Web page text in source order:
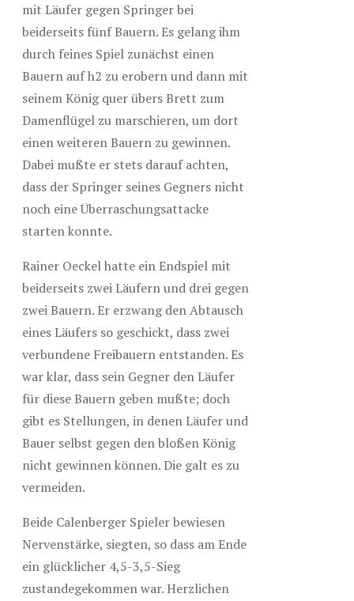
mit Läufer gegen Springer bei
beiderseits fünf Bauern. Es gelang ihm
durch feines Spiel zunächst einen
Bauern auf h2 zu erobern und dann mit
seinem König quer übers Brett zum
Damenflügel zu marschieren, um dort
einen weiteren Bauern zu gewinnen.
Dabei mußte er stets darauf achten,
dass der Springer seines Gegners nicht
noch eine Überraschungsattacke
starten konnte.
Rainer Oeckel hatte ein Endspiel mit
beiderseits zwei Läufern und drei gegen
zwei Bauern. Er erzwang den Abtausch
eines Läufers so geschickt, dass zwei
verbundene Freibauern entstanden. Es
war klar, dass sein Gegner den Läufer
für diese Bauern geben mußte; doch
gibt es Stellungen, in denen Läufer und
Bauer selbst gegen den bloßen König
nicht gewinnen können. Die galt es zu
vermeiden.
Beide Calenberger Spieler bewiesen
Nervenstärke, siegten, so dass am Ende
ein glücklicher 4,5-3,5-Sieg
zustandegekommen war. Herzlichen